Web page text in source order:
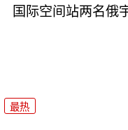
国际空间站两名俄
最热